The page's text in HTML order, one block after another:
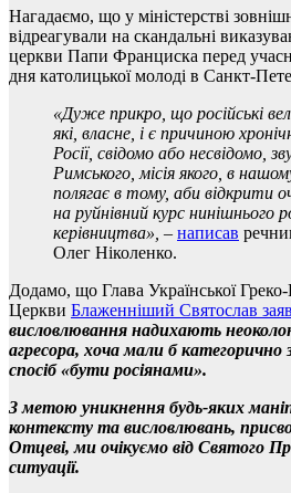
Нагадаємо, що у міністерстві
відреагували на скандальні
церкви Папи Франциска перед
дня католицької молоді в Санкт-
«Дуже прикро, що російські
які, власне, і є причиною
Росії, свідомо або несвідомо,
Римського, місія якого, в
полягає в тому, аби відкрити
на руйнівний курс нинішнього
керівництва», – написав
Олег Ніколенко.
Додамо, що Глава Української
Церкви Блаженніший Святослав
висловлювання надихають
агресора, хоча мали б
спосіб «бути росіянами».
З метою уникнення будь-яких
контексту та висловлювань,
Отцеві, ми очікуємо від Святого
ситуації.